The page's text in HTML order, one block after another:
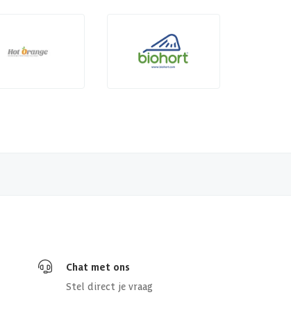
Chat met ons
Stel direct je vraag